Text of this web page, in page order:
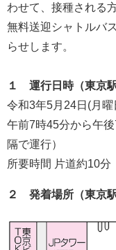
わせて、接種される
無料送迎シャトルバ
らせします。
１ 運行日時（東京
令和3年5月24日(月
午前7時45分から午
隔で運行）
所要時間 片道約10分
２ 発着場所（東京